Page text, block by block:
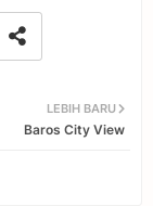
LEBIH BARU
Baros City View